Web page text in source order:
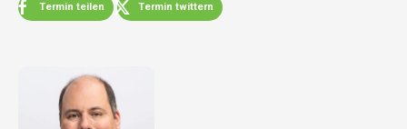
Termin teilen Termin twittern